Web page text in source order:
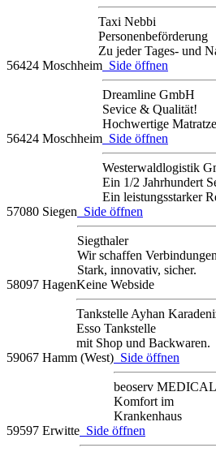
Taxi Nebbi
Personenbeförderung
Zu jeder Tages- und
56424 Moschheim Side öffnen
Dreamline GmbH
Sevice & Qualität!
Hochwertige
56424 Moschheim Side öffnen
Westerwaldlogistik
Ein 1/2 Jahrhundert
Ein leistungsstarker
57080 Siegen Side öffnen
Siegthaler
Wir schaffen
Stark, innovativ, sicher.
58097 HagenKeine Webside
Tankstelle Ayhan
Esso Tankstelle
mit Shop und Backwaren.
59067 Hamm (West) Side öffnen
beoserv
Komfort im
Krankenhaus
59597 Erwitte Side öffnen